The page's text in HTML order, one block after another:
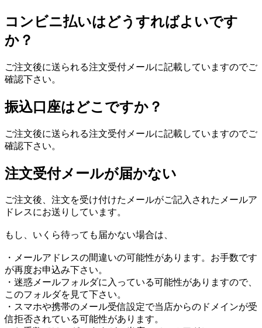
コンビニ払いはどうすればよいです
か？
ご注文後に送られる注文受付メールに記載していますのでご
確認下さい。
振込口座はどこですか？
ご注文後に送られる注文受付メールに記載していますのでご
確認下さい。
注文受付メールが届かない
ご注文後、注文を受け付けたメールがご記入されたメールア
ドレスにお送りしています。
もし、いくら待っても届かない場合は、
・メールアドレスの間違いの可能性があります。お手数です
が再度お申込み下さい。
・迷惑メールフォルダに入っている可能性がありますので、
このフォルダを見て下さい。
・スマホや携帯のメール受信設定で当店からのドメインが受
信拒否されている可能性があります。